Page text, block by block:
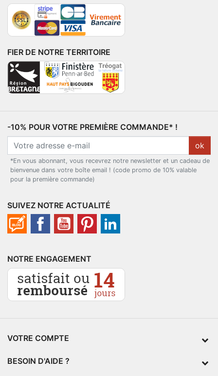
FIER DE NOTRE TERRITOIRE
-10% POUR VOTRE PREMIÈRE COMMANDE* !
ok
*En vous abonnant, vous recevrez notre newsletter et un cadeau de
bienvenue dans votre boîte email ! (code promo de 10% valable
pour la première commande)
SUIVEZ NOTRE ACTUALITÉ
NOTRE ENGAGEMENT
VOTRE COMPTE
BESOIN D'AIDE ?